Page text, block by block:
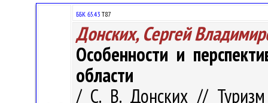
ББК 65.43 Т87
Донских, Сергей
Особенности и
области
/ С. В. Донских // Туризм